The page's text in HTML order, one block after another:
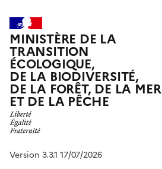
MINISTÈRE DE LA
TRANSITION
ÉCOLOGIQUE,
DE LA BIODIVERSITÉ,
DE LA FORÊT, DE LA MER
ET DE LA PÊCHE
Version 3.3.1 17/07/2026